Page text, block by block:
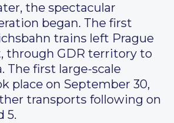
the spectacular
began. The first
trains left Prague
through GDR territory to
The first large-scale
place on September 30,
transports following on
5.